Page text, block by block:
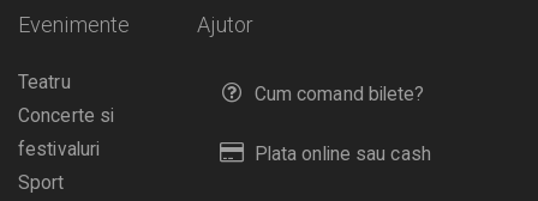
Ajutor
Cum comand bilete?
Plata online sau cash
Evenimente
Teatru
Concerte si
festivaluri
Sport